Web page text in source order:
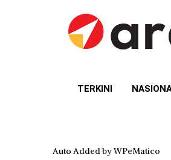
TERKINI
Auto Added by WPeMatico